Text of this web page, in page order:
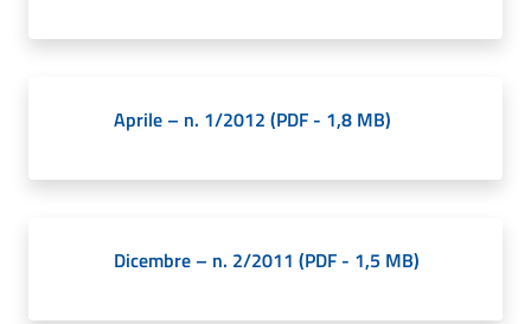
Aprile – n. 1/2012 (PDF - 1,8 MB)
Dicembre – n. 2/2011 (PDF - 1,5 MB)